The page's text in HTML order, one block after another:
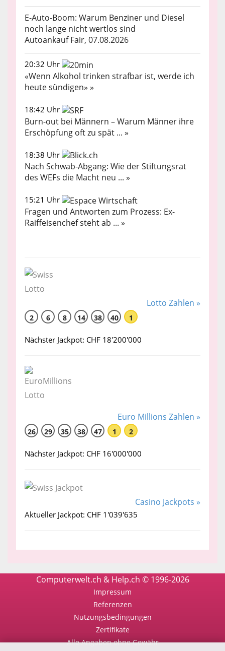
E-Auto-Boom: Warum Benziner und Diesel
noch lange nicht wertlos sind
Autoankauf Fair, 07.08.2026
20:32 Uhr
«Wenn Alkohol trinken strafbar ist, werde ich
heute sündigen» »
18:42 Uhr
Burn-out bei Männern – Warum Männer ihre
Erschöpfung oft zu spät ... »
18:38 Uhr
Nach Schwab-Abgang: Wie der Stiftungsrat
des WEFs die Macht neu ... »
15:21 Uhr
Fragen und Antworten zum Prozess: Ex-
Raiffeisenchef steht ab ... »
Lotto Zahlen »
2 6 8 14 38 40 1
Nächster Jackpot: CHF 18'200'000
Euro Millions Zahlen »
26 29 35 38 47 1 2
Nächster Jackpot: CHF 16'000'000
Casino Jackpots »
Aktueller Jackpot: CHF 1'039'635
Computerwelt.ch & Help.ch © 1996-2026
Impressum
Referenzen
Nutzungsbedingungen
Zertifikate
Alle Angaben ohne Gewähr